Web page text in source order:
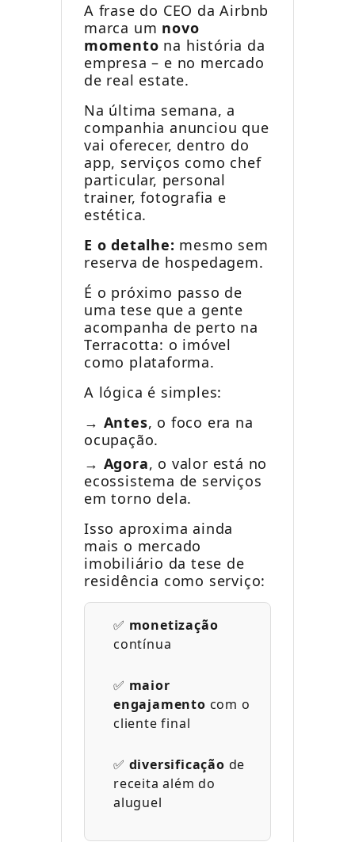
A frase do CEO da Airbnb
marca um novo
momento na história da
empresa – e no mercado
de real estate.
Na última semana, a
companhia anunciou que
vai oferecer, dentro do
app, serviços como chef
particular, personal
trainer, fotografia e
estética.
E o detalhe: mesmo sem
reserva de hospedagem.
É o próximo passo de
uma tese que a gente
acompanha de perto na
Terracotta: o imóvel
como plataforma.
A lógica é simples:
→ Antes, o foco era na
ocupação.
→ Agora, o valor está no
ecossistema de serviços
em torno dela.
Isso aproxima ainda
mais o mercado
imobiliário da tese de
residência como serviço:
✅ monetização
contínua
✅ maior
engajamento com o
cliente final
✅ diversificação de
receita além do
aluguel